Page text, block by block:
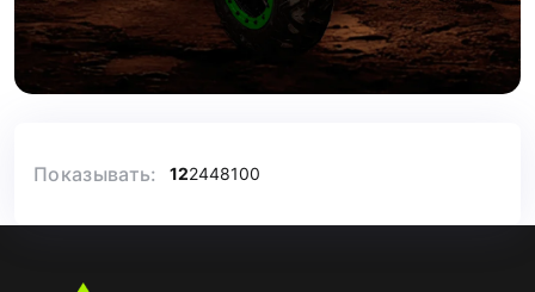
Показывать: 122448100